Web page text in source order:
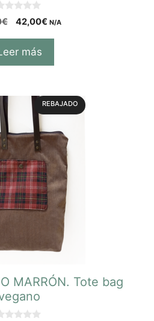
€ 42,00€ N/A
más
REBAJADO
MARRÓN. Tote bag